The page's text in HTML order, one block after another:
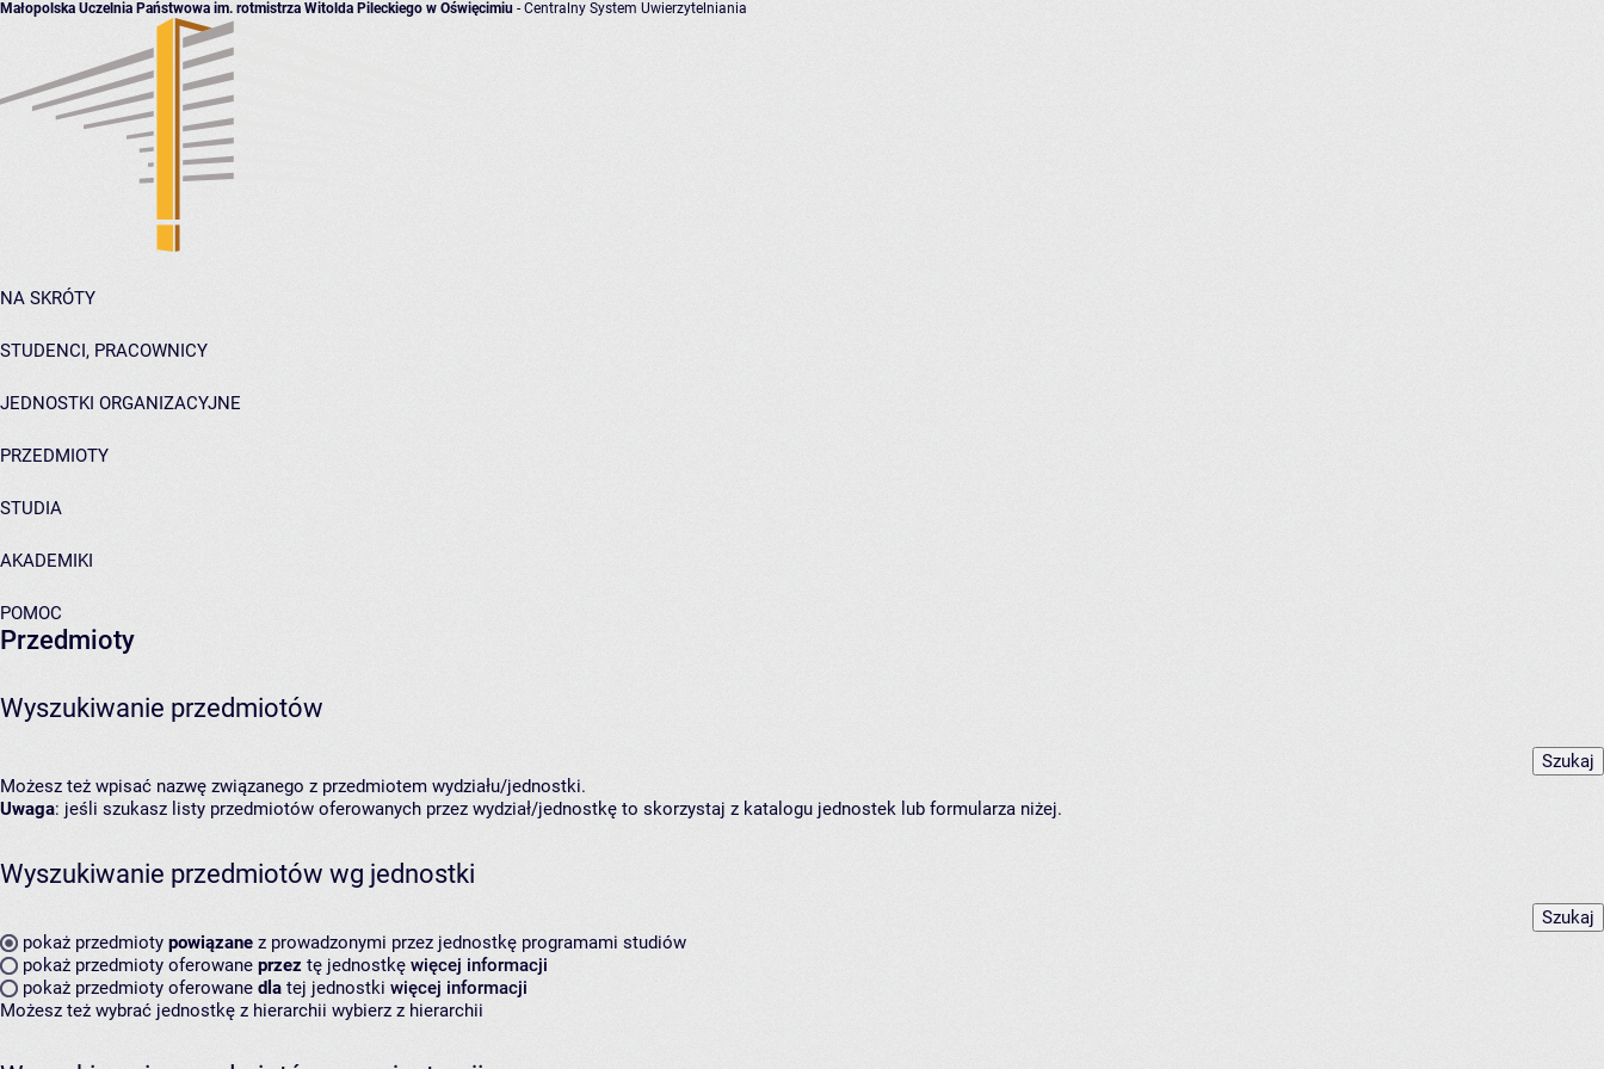
Małopolska Uczelnia Państwowa im. rotmistrza Witolda Pileckiego w Oświęcimiu - Centralny System Uwierzytelniania
NA SKRÓTY
STUDENCI, PRACOWNICY
JEDNOSTKI ORGANIZACYJNE
PRZEDMIOTY
STUDIA
AKADEMIKI
POMOC
Przedmioty
Wyszukiwanie przedmiotów
Możesz też wpisać nazwę związanego z przedmiotem wydziału/jednostki.
Uwaga: jeśli szukasz listy przedmiotów oferowanych przez wydział/jednostkę to skorzystaj z katalogu jednostek lub formularza niżej.
Wyszukiwanie przedmiotów wg jednostki
pokaż przedmioty powiązane z prowadzonymi przez jednostkę programami studiów
pokaż przedmioty oferowane przez tę jednostkę więcej informacji
pokaż przedmioty oferowane dla tej jednostki więcej informacji
Możesz też wybrać jednostkę z hierarchii wybierz z hierarchii